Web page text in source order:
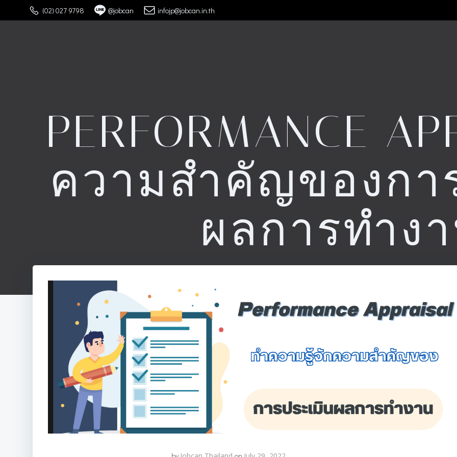
(02) 027 9798 @jobcan infojp@jobcan.in.th
PERFORMANCE
ความสำคัญของกา
ผลการทำง